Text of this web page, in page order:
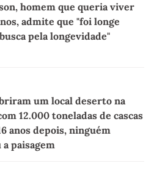
homem que queria viver
admite que "foi longe
pela longevidade"
um local deserto na
12.000 toneladas de cascas
anos depois, ninguém
paisagem